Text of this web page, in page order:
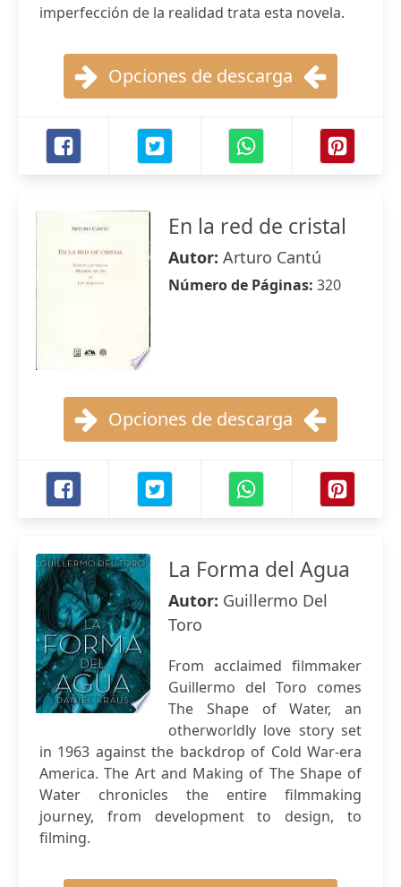
imperfección de la realidad trata esta novela.
Opciones de descarga
En la red de cristal
Autor: Arturo Cantú
Número de Páginas: 320
Opciones de descarga
La Forma del Agua
Autor: Guillermo Del
Toro
From acclaimed filmmaker
Guillermo del Toro comes
The Shape of Water, an
otherworldly love story set
in 1963 against the backdrop of Cold War-era
America. The Art and Making of The Shape of
Water chronicles the entire filmmaking
journey, from development to design, to
filming.